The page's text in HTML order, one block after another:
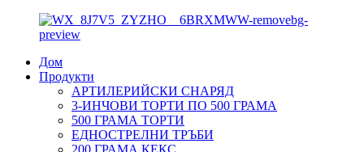
Дом
Продукти
АРТИЛЕРИЙСКИ СНАРЯД
3-ИНЧОВИ ТОРТИ ПО 500 ГРАМА
500 ГРАМА ТОРТИ
ЕДНОСТРЕЛНИ ТРЪБИ
200 ГРАМА КЕКС